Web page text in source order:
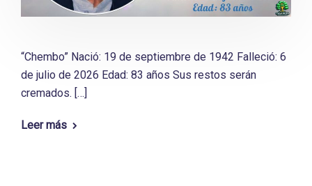
“Chembo” Nació: 19 de septiembre de 1942 Falleció: 6
de julio de 2026 Edad: 83 años Sus restos serán
cremados. […]
Leer más